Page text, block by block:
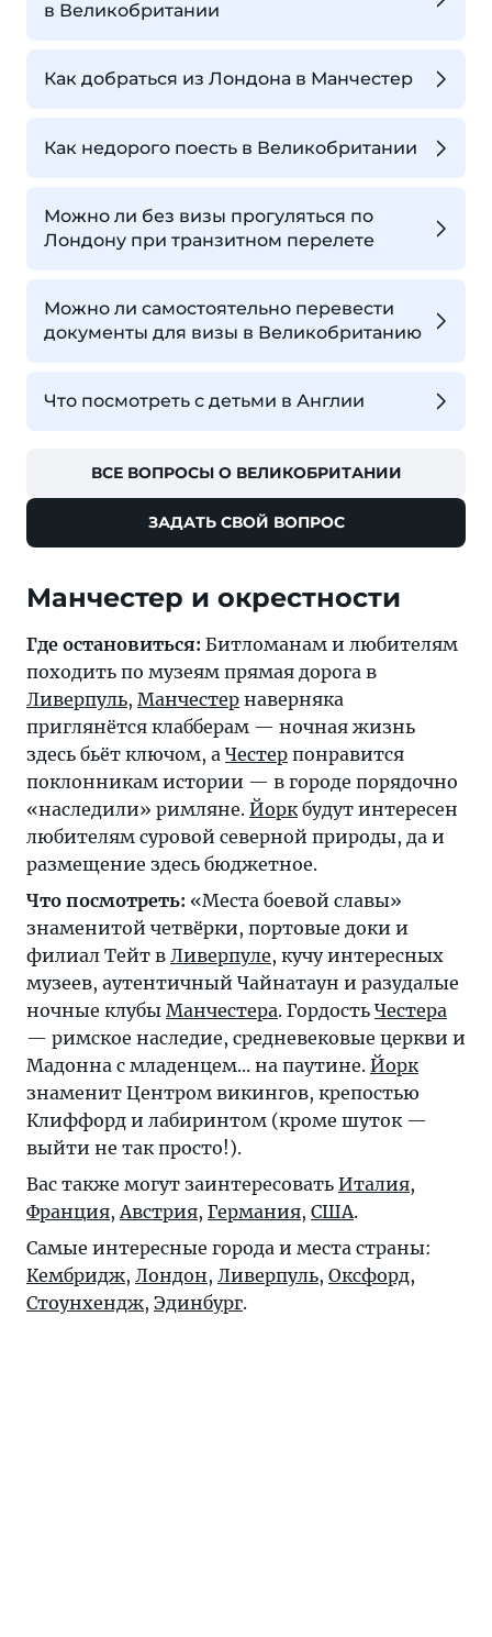
в Великобритании
Как добраться из Лондона в Манчестер
Как недорого поесть в Великобритании
Можно ли без визы прогуляться по
Лондону при транзитном перелете
Можно ли самостоятельно перевести
документы для визы в Великобританию
Что посмотреть с детьми в Англии
ВСЕ ВОПРОСЫ О ВЕЛИКОБРИТАНИИ
ЗАДАТЬ СВОЙ ВОПРОС
Манчестер и окрестности
Где остановиться: Битломанам и любителям
походить по музеям прямая дорога в
Ливерпуль, Манчестер наверняка
приглянётся клабберам — ночная жизнь
здесь бьёт ключом, а Честер понравится
поклонникам истории — в городе порядочно
«наследили» римляне. Йоркбудут интересен
любителям суровой северной природы, да и
размещение здесь бюджетное.
Что посмотреть: «Места боевой славы»
знаменитой четвёрки, портовые доки и
филиал Тейт в Ливерпуле, кучу интересных
музеев, аутентичный Чайнатаун и разудалые
ночные клубы Манчестера. Гордость Честера
— римское наследие, средневековые церкви и
Мадонна с младенцем... на паутине. Йорк
знаменит Центром викингов, крепостью
Клиффорд и лабиринтом (кроме шуток —
выйти не так просто!).
Вас также могут заинтересовать Италия,
Франция,Австрия, Германия, США.
Самые интересные города и места страны:
Кембридж, Лондон, Ливерпуль, Оксфорд,
Стоунхендж, Эдинбург.